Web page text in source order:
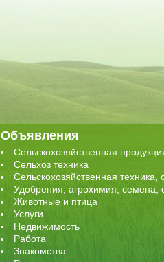
Объявления
Сельскохозяйственная
Сельхоз техника
Сельскохозяйственная техника,
Удобрения, агрохимия, семена,
Животные и птица
Услуги
Недвижимость
Работа
Знакомства